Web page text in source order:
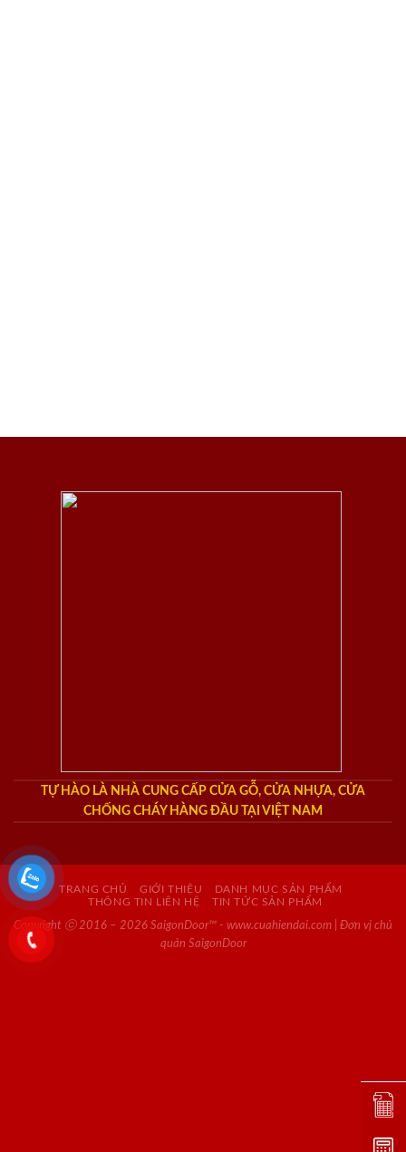
TỰ HÀO LÀ NHÀ CUNG CẤP CỬA GỖ, CỬA NHỰA, CỬA
CHỐNG CHÁY HÀNG ĐẦU TẠI VIỆT NAM
TRANG CHỦ GIỚI THIỆU
DANH MỤC SẢN PHẨM
THÔNG TIN LIÊN HỆ
TIN TỨC SẢN PHẨM
Copyright ⓒ 2016 – 2026 SaigonDoor™ - www.cuahiendai.com | Đơn vị chủ
quản SaigonDoor
Đặt
Dự